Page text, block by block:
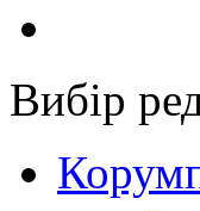
Вибір